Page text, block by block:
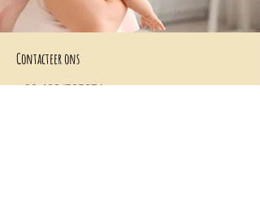
Contacteer ons
+32 499/725276